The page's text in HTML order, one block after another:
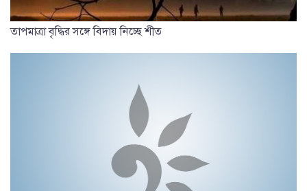
তাপমাত্রা বৃদ্ধির সঙ্গে বিদায় নিচ্ছে শীত